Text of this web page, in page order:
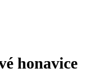
honavice